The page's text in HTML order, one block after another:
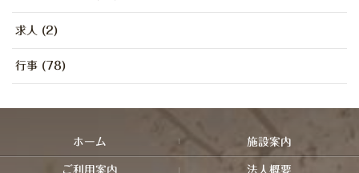
求人 (2)
行事 (78)
ホーム 施設案内
ご利用案内 法人概要